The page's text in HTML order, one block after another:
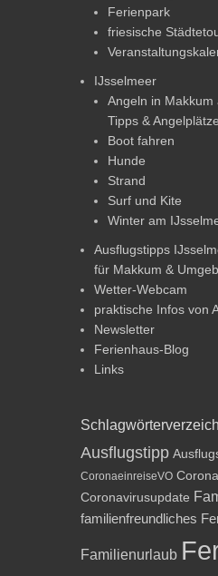
Ferienpark
friesische
IJsselmeer
Angeln in
Tipps & Angelplätze
Boot fahren
Hunde
Strand
Surf und Kite
Winter am
Ausflugstipps
für Makkum &
Wetter-Webcam
praktische Infos von
Newsletter
Ferienhaus-Blog
Links
Ausflugstipp
CoronaeinreiseVO
Coronavirusupdate
familienfreundliches
Familienurlaub